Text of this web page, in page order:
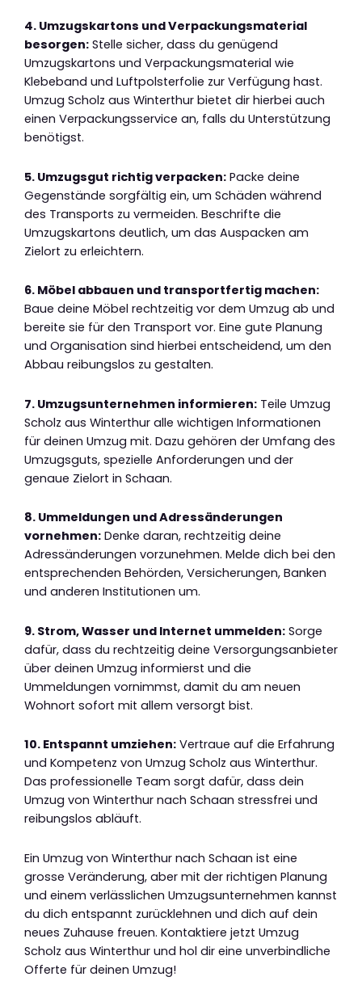
4. Umzugskartons und Verpackungsmaterial
besorgen: Stelle sicher, dass du genügend
Umzugskartons und Verpackungsmaterial wie
Klebeband und Luftpolsterfolie zur Verfügung hast.
Umzug Scholz aus Winterthur bietet dir hierbei auch
einen Verpackungsservice an, falls du Unterstützung
benötigst.
5. Umzugsgut richtig verpacken: Packe deine
Gegenstände sorgfältig ein, um Schäden während
des Transports zu vermeiden. Beschrifte die
Umzugskartons deutlich, um das Auspacken am
Zielort zu erleichtern.
6. Möbel abbauen und transportfertig machen:
Baue deine Möbel rechtzeitig vor dem Umzug ab und
bereite sie für den Transport vor. Eine gute Planung
und Organisation sind hierbei entscheidend, um den
Abbau reibungslos zu gestalten.
7. Umzugsunternehmen informieren: Teile Umzug
Scholz aus Winterthur alle wichtigen Informationen
für deinen Umzug mit. Dazu gehören der Umfang des
Umzugsguts, spezielle Anforderungen und der
genaue Zielort in Schaan.
8. Ummeldungen und Adressänderungen
vornehmen: Denke daran, rechtzeitig deine
Adressänderungen vorzunehmen. Melde dich bei den
entsprechenden Behörden, Versicherungen, Banken
und anderen Institutionen um.
9. Strom, Wasser und Internet ummelden: Sorge
dafür, dass du rechtzeitig deine Versorgungsanbieter
über deinen Umzug informierst und die
Ummeldungen vornimmst, damit du am neuen
Wohnort sofort mit allem versorgt bist.
10. Entspannt umziehen: Vertraue auf die Erfahrung
und Kompetenz von Umzug Scholz aus Winterthur.
Das professionelle Team sorgt dafür, dass dein
Umzug von Winterthur nach Schaan stressfrei und
reibungslos abläuft.
Ein Umzug von Winterthur nach Schaan ist eine
grosse Veränderung, aber mit der richtigen Planung
und einem verlässlichen Umzugsunternehmen kannst
du dich entspannt zurücklehnen und dich auf dein
neues Zuhause freuen. Kontaktiere jetzt Umzug
Scholz aus Winterthur und hol dir eine unverbindliche
Offerte für deinen Umzug!